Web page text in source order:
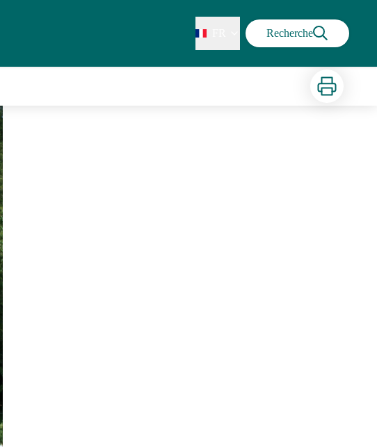
Recherche
Imprimer